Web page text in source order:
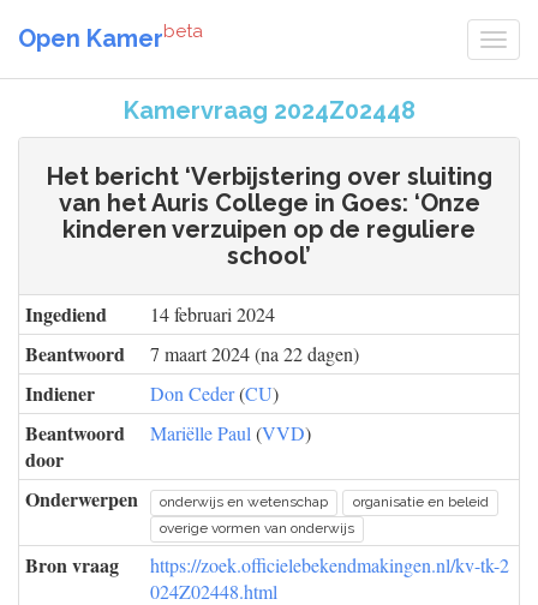
Open Kamerbeta
Kamervraag 2024Z02448
Het bericht ‘Verbijstering over sluiting
van het Auris College in Goes: ‘Onze
kinderen verzuipen op de reguliere
school’
Ingediend 14 februari 2024
Beantwoord 7 maart 2024 (na 22 dagen)
Indiener Don Ceder(CU)
Beantwoord
door
Mariëlle Paul (VVD)
Onderwerpen onderwijs en wetenschap
organisatie en beleid
overige vormen van onderwijs
Bron vraag
https://zoek.officielebekendmakingen.nl/kv-tk-2
024Z02448.html